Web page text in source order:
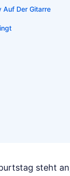
Auf Der Gitarre
steht